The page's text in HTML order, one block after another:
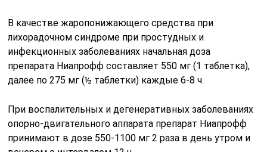
В качестве жаропонижающего средства при
лихорадочном синдроме при простудных и
инфекционных заболеваниях начальная доза
препарата Ниапрофф составляет 550 мг (1 таблетка),
далее по 275 мг (½ таблетки) каждые 6-8 ч.
При воспалительных и дегенеративных заболеваниях
опорно-двигательного аппарата препарат Ниапрофф
принимают в дозе 550-1100 мг 2 раза в день утром и